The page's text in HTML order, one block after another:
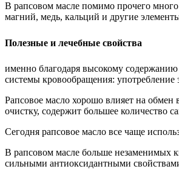
В рапсовом масле помимо прочего
магний, медь, кальций и другие
Полезные и лечебные свойства
именно благодаря высокому
системы кровообращения: употребление
Рапсовое масло хорошо влияет на обмен
очистку, содержит большее количество
Сегодня рапсовое масло все чаще
В рапсовом масле больше незаменимых
сильными антиоксидантными